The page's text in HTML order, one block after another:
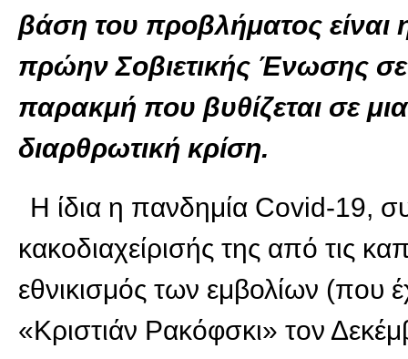
βάση του προβλήματος είναι
πρώην Σοβιετικής Ένωσης
παρακμή που βυθίζεται σε
διαρθρωτική κρίση.
Η ίδια η πανδημία Covid-19,
κακοδιαχείρισής της από τις
εθνικισμός των εμβολίων (που
«Κριστιάν Ρακόφσκι» τον